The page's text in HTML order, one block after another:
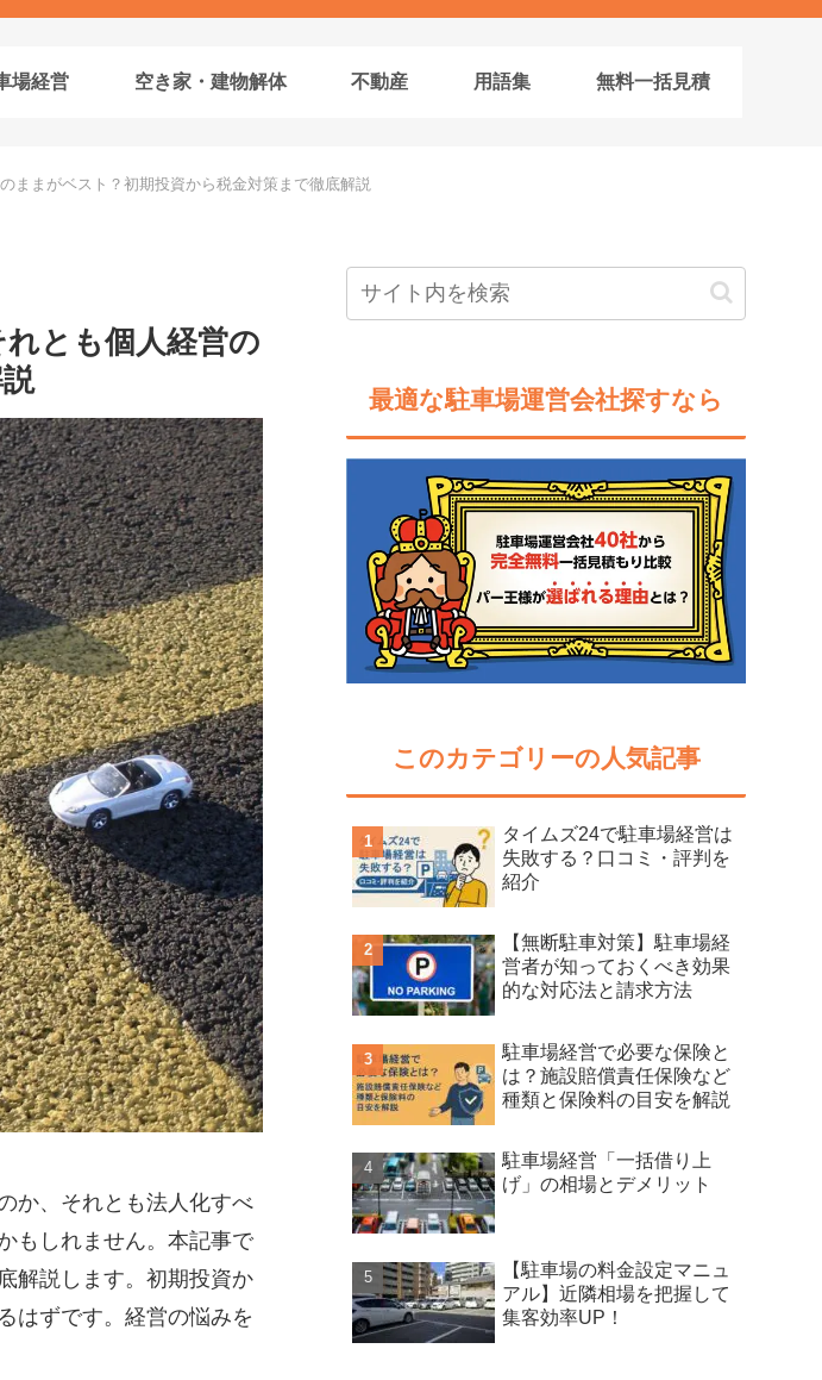
場経営 空き家・建物解体 不動産 用語集 無料一括見積
ままがベスト？初期投資から税金対策まで徹底解説
とも個人経営の
か、それとも法人化すべ
もしれません。本記事で
解説します。初期投資か
はずです。経営の悩みを
最適な駐車場運営会社探すなら
このカテゴリーの人気記事
タイムズ24で駐車場経営は
失敗する？口コミ・評判を
紹介
【無断駐車対策】駐車場経
営者が知っておくべき効果
的な対応法と請求方法
駐車場経営で必要な保険と
は？施設賠償責任保険など
種類と保険料の目安を解説
駐車場経営「一括借り上
げ」の相場とデメリット
【駐車場の料金設定マニュ
アル】近隣相場を把握して
集客効率UP！